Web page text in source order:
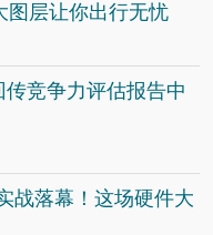
图层让你出行无忧
传竞争力评估报告中
战落幕！这场硬件大